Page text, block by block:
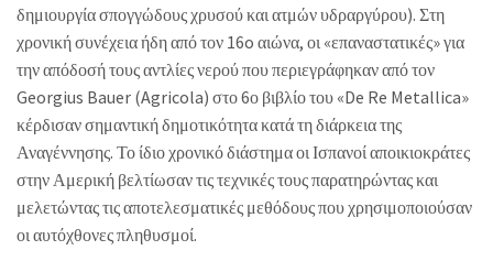
δημιουργία σπογγώδους χρυσού και ατμών υδραργύρου). Στη
χρονική συνέχεια ήδη από τον 16o αιώνα, οι «επαναστατικές» για
την απόδοσή τους αντλίες νερού που περιεγράφηκαν από τον
Georgius Bauer (Agricola) στο 6ο βιβλίο του «De Re Metallica»
κέρδισαν σημαντική δημοτικότητα κατά τη διάρκεια της
Αναγέννησης. Το ίδιο χρονικό διάστημα οι Ισπανοί αποικιοκράτες
στην Αμερική βελτίωσαν τις τεχνικές τους παρατηρώντας και
μελετώντας τις αποτελεσματικές μεθόδους που χρησιμοποιούσαν
οι αυτόχθονες πληθυσμοί.